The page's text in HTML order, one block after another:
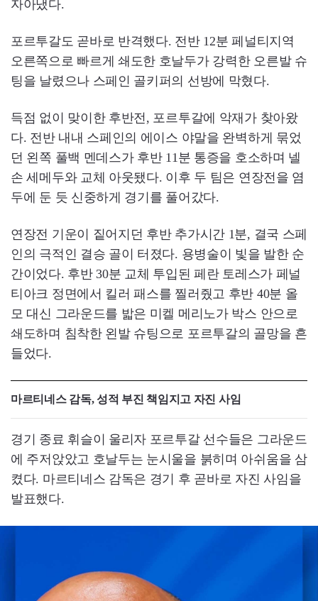
자아냈다.
포르투갈도 곧바로 반격했다. 전반 12분 페널티지역
오른쪽으로 빠르게 쇄도한 호날두가 강력한 오른발 슈
팅을 날렸으나 스페인 골키퍼의 선방에 막혔다.
득점 없이 맞이한 후반전, 포르투갈에 악재가 찾아왔
다. 전반 내내 스페인의 에이스 야말을 완벽하게 묶었
던 왼쪽 풀백 멘데스가 후반 11분 통증을 호소하며 넬
손 세메두와 교체 아웃됐다. 이후 두 팀은 연장전을 염
두에 둔 듯 신중하게 경기를 풀어갔다.
연장전 기운이 짙어지던 후반 추가시간 1분, 결국 스페
인의 극적인 결승 골이 터졌다. 용병술이 빛을 발한 순
간이었다. 후반 30분 교체 투입된 페란 토레스가 페널
티아크 정면에서 킬러 패스를 찔러줬고 후반 40분 올
모 대신 그라운드를 밟은 미켈 메리노가 박스 안으로
쇄도하며 침착한 왼발 슈팅으로 포르투갈의 골망을 흔
들었다.
마르티네스 감독, 성적 부진 책임지고 자진 사임
경기 종료 휘슬이 울리자 포르투갈 선수들은 그라운드
에 주저앉았고 호날두는 눈시울을 붉히며 아쉬움을 삼
켰다. 마르티네스 감독은 경기 후 곧바로 자진 사임을
발표했다.